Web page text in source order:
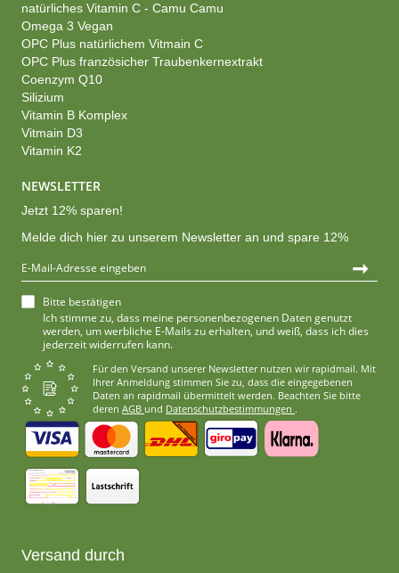
natürliches Vitamin C - Camu Camu
Omega 3 Vegan
OPC Plus natürlichem Vitmain C
OPC Plus französicher Traubenkernextrakt
Coenzym Q10
Silizium
Vitamin B Komplex
Vitmain D3
Vitamin K2
NEWSLETTER
Jetzt 12% sparen!
Melde dich hier zu unserem Newsletter an und spare 12%
➞
Bitte bestätigen
Ich stimme zu, dass meine personenbezogenen Daten genutzt
werden, um werbliche E-Mails zu erhalten, und weiß, dass ich dies
jederzeit widerrufen kann.
Für den Versand unserer Newsletter nutzen wir rapidmail. Mit
Ihrer Anmeldung stimmen Sie zu, dass die eingegebenen
Daten an rapidmail übermittelt werden. Beachten Sie bitte
deren AGB und Datenschutzbestimmungen .
Versand durch